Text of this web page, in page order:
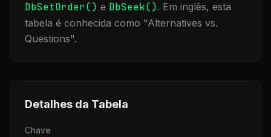
DbSetOrder() e DbSeek(). Em inglês, esta
tabela é conhecida como "Alternatives vs.
Questions".
Detalhes da Tabela
Chave